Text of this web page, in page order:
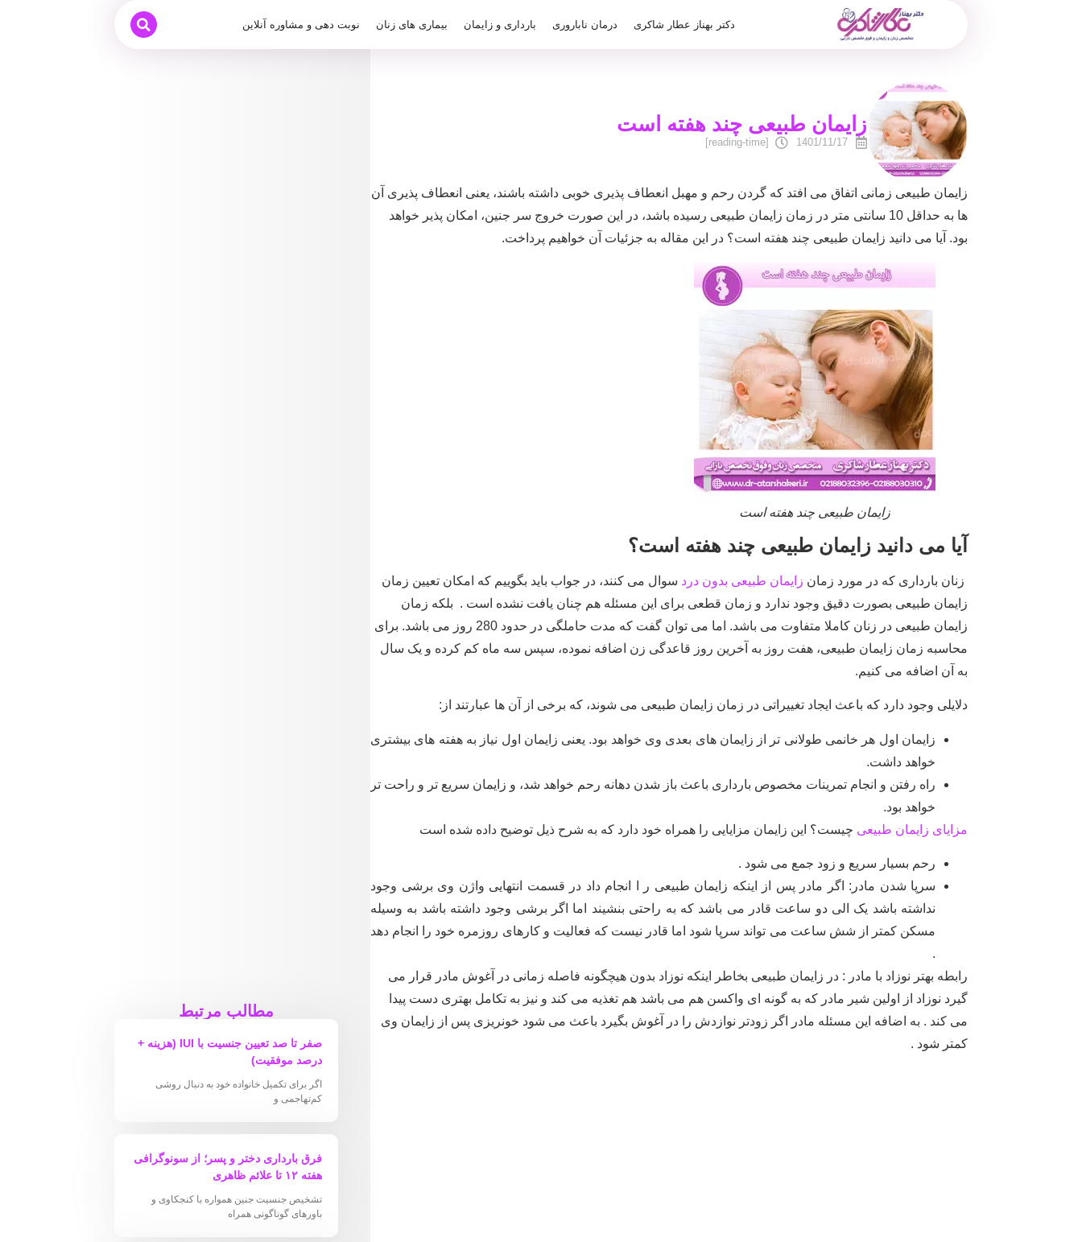
دکتر بهناز عطار شاکری درمان ناباروری بارداری و زایمان بیماری های زنان نوبت دهی و مشاوره آنلاین
زایمان طبیعی چند هفته است
1401/11/17
[reading-time]
زایمان طبیعی زمانی اتفاق می افتد که گردن رحم و مهبل انعطاف پذیری خوبی داشته باشند، یعنی انعطاف پذیری آن
ها به حداقل 10 سانتی متر در زمان زایمان طبیعی رسیده باشد، در این صورت خروج سر جنین، امکان پذیر خواهد
بود. آیا می دانید زایمان طبیعی چند هفته است؟ در این مقاله به جزئیات آن خواهیم پرداخت.
زایمان طبیعی چند هفته است
آیا می دانید زایمان طبیعی چند هفته است؟
زنان بارداری که در مورد زمان زایمان طبیعی بدون درد سوال می کنند، در جواب باید بگوییم که امکان تعیین زمان
زایمان طبیعی بصورت دقیق وجود ندارد و زمان قطعی برای این مسئله هم چنان یافت نشده است . بلکه زمان
زایمان طبیعی در زنان کاملا متفاوت می باشد. اما می توان گفت که مدت حاملگی در حدود 280 روز می باشد. برای
محاسبه زمان زایمان طبیعی، هفت روز به آخرین روز قاعدگی زن اضافه نموده، سپس سه ماه کم کرده و یک سال
به آن اضافه می کنیم.
دلایلی وجود دارد که باعث ایجاد تغییراتی در زمان زایمان طبیعی می شوند، که برخی از آن ها عبارتند از:
زایمان اول هر خانمی طولانی تر از زایمان های بعدی وی خواهد بود. یعنی زایمان اول نیاز به هفته های بیشتری
خواهد داشت.
راه رفتن و انجام تمرینات مخصوص بارداری باعث باز شدن دهانه رحم خواهد شد، و زایمان سریع تر و راحت تر
خواهد بود.
مزایای زایمان طبیعی چیست؟ این زایمان مزایایی را همراه خود دارد که به شرح ذیل توضیح داده شده است
رحم بسیار سریع و زود جمع می شود .
سرپا شدن مادر: اگر مادر پس از اینکه زایمان طبیعی ر ا انجام داد در قسمت انتهایی واژن وی برشی وجود
نداشته باشد یک الی دو ساعت قادر می باشد که به راحتی بنشیند اما اگر برشی وجود داشته باشد به وسیله
مسکن کمتر از شش ساعت می تواند سرپا شود اما قادر نیست که فعالیت و کارهای روزمره خود را انجام دهد
.
رابطه بهتر نوزاد با مادر : در زایمان طبیعی بخاطر اینکه نوزاد بدون هیچگونه فاصله زمانی در آغوش مادر قرار می
گیرد نوزاد از اولین شیر مادر که به گونه ای واکسن هم می باشد هم تغذیه می کند و نیز به تکامل بهتری دست پیدا
می کند . به اضافه این مسئله مادر اگر زودتر نوازدش را در آغوش بگیرد باعث می شود خونریزی پس از زایمان وی
کمتر شود .
مطالب مرتبط
صفر تا صد تعیین جنسیت با IUI (هزینه +
درصد موفقیت)
اگر برای تکمیل خانواده خود به دنبال روشی
کم‌تهاجمی و
فرق بارداری دختر و پسر؛ از سونوگرافی
هفته ۱۲ تا علائم ظاهری
تشخیص جنسیت جنین همواره با کنجکاوی و
باورهای گوناگونی همراه